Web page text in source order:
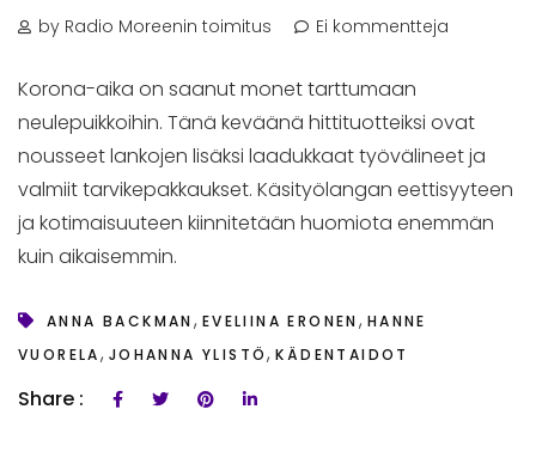
by Radio Moreenin toimitus Ei kommentteja
Korona-aika on saanut monet tarttumaan
neulepuikkoihin. Tänä keväänä hittituotteiksi ovat
nousseet lankojen lisäksi laadukkaat työvälineet ja
valmiit tarvikepakkaukset. Käsityölangan eettisyyteen
ja kotimaisuuteen kiinnitetään huomiota enemmän
kuin aikaisemmin.
ANNA BACKMAN , EVELIINA ERONEN , HANNE
VUORELA, JOHANNA YLISTÖ,KÄDENTAIDOT
Share :